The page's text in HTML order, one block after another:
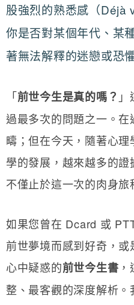
股強烈的熟悉感（Déjà
你是否對某個年代、某
著無法解釋的迷戀或恐
「前世今生是真的嗎？
過最多次的問題之一。
疇；但在今天，隨著心
學的發展，越來越多的
不僅止於這一次的肉身旅
如果您曾在 Dcard 或
前世夢境而感到好奇，
心中疑惑的前世今生書
整、最客觀的深度解析。